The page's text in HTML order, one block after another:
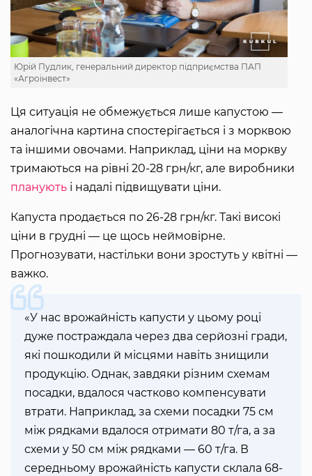
Юрій Пудлик, генеральний директор підприємства ПАП
«Агроінвест»
Ця ситуація не обмежується лише капустою —
аналогічна картина спостерігається і з морквою
та іншими овочами. Наприклад, ціни на моркву
тримаються на рівні 20-28 грн/кг, але виробники
планують і надалі підвищувати ціни.
Капуста продається по 26-28 грн/кг. Такі високі
ціни в грудні — це щось неймовірне.
Прогнозувати, настільки вони зростуть у квітні —
важко.
«У нас врожайність капусти у цьому році
дуже постраждала через два серйозні гради,
які пошкодили й місцями навіть знищили
продукцію. Однак, завдяки різним схемам
посадки, вдалося частково компенсувати
втрати. Наприклад, за схеми посадки 75 см
між рядками вдалося отримати 80 т/га, а за
схеми у 50 см між рядками — 60 т/га. В
середньому врожайність капусти склала 68-